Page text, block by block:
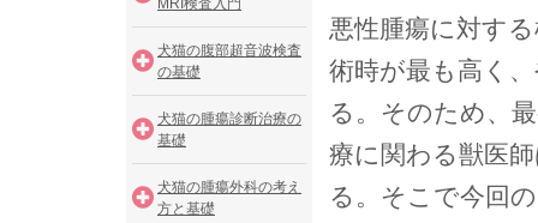
犬猫の腹部超音波検査
の基礎
犬猫の腫瘍診断治療の
基礎
犬猫の腫瘍外科の考え
方と基礎
悪性腫瘍に対す
術時が最も高く
る。そのため、
療に関わる獣医
る。そこで今回